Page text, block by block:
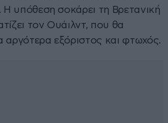
υπόθεση σοκάρει τη Βρετανική
τον Ουάιλντ, που θα
αργότερα εξόριστος και φτωχός.